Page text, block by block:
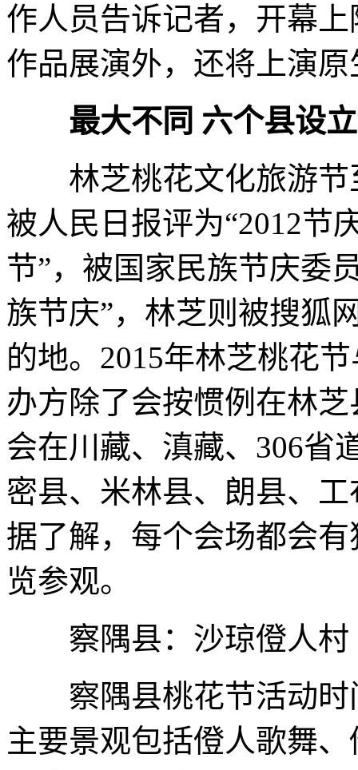
作人员告诉记者，开幕
作品展演外，还将上演
最大不同 六个县设
林芝桃花文化旅游节
被人民日报评为“2012节
节”，被国家民族节庆委
族节庆”，林芝则被搜狐
的地。2015年林芝桃花
办方除了会按惯例在林
会在川藏、滇藏、306省
密县、米林县、朗县、
据了解，每个会场都会
览参观。
察隅县：沙琼僜人村
察隅县桃花节活动时
主要景观包括僜人歌舞